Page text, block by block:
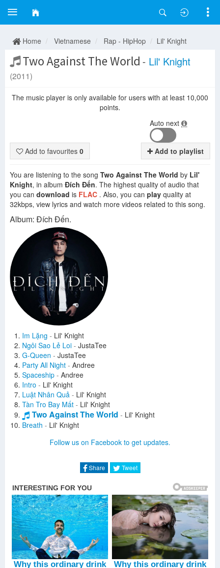
Home Vietnamese Rap - HipHop Lil' Knight
Two Against The World - Lil' Knight
(2011)
The music player is only available for users with at least 10,000
points.
Auto next
Add to favourites 0 Add to playlist
You are listening to the song Two Against The World by Lil'
Knight, in album Đích Đến. The highest quality of audio that
you can download is FLAC . Also, you can play quality at
32kbps, view lyrics and watch more videos related to this song.
Album: Đích Đến.
Im Lặng - Lil' Knight
Ngôi Sao Lẻ Loi - JustaTee
G-Queen - JustaTee
Party All Night - Andree
Spaceship - Andree
Intro - Lil' Knight
Luật Nhân Quả - Lil' Knight
Tàn Tro Bay Mất - Lil' Knight
Two Against The World - Lil' Knight
Breath - Lil' Knight
Ngôi Sao Lẻ Loi -Lil' Knight
Follow us on Facebook to get updates.
Share Tweet